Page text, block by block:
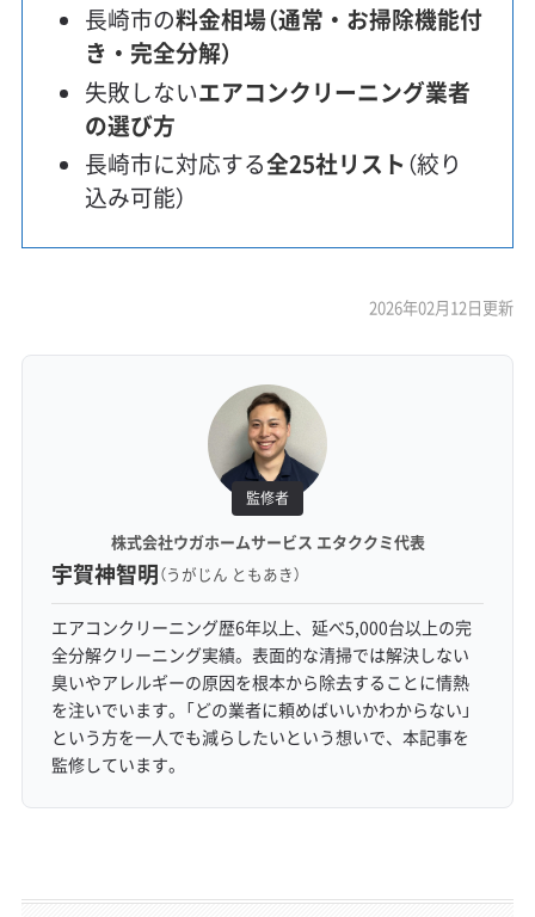
長崎市の料金相場（通常・お掃除機能付
き・完全分解）
失敗しないエアコンクリーニング業者
の選び方
長崎市に対応する全25社リスト （絞り
込み可能）
2026年02月12日更新
監修者
株式会社ウガホームサービス エタククミ代表
宇賀神智明（うがじん ともあき）
エアコンクリーニング歴6年以上、延べ5,000台以上の完
全分解クリーニング実績。表面的な清掃では解決しない
臭いやアレルギーの原因を根本から除去することに情熱
を注いでいます。「どの業者に頼めばいいかわからない」
という方を一人でも減らしたいという想いで、本記事を
監修しています。